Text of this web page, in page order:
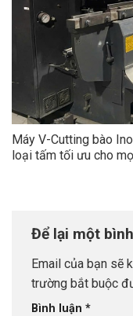
Máy V-Cutting bào
loại tấm tối ưu cho
Để lại một
Email của bạn sẽ
trường bắt buộc
Bình luận *